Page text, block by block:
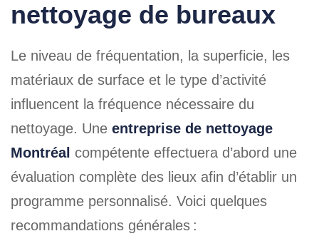
nettoyage de bureaux
Le niveau de fréquentation, la superficie, les
matériaux de surface et le type d’activité
influencent la fréquence nécessaire du
nettoyage. Une entreprise de nettoyage
Montréal compétente effectuera d’abord une
évaluation complète des lieux afin d’établir un
programme personnalisé. Voici quelques
recommandations générales :